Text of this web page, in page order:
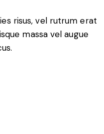
risus, vel rutrum erat
massa vel augue